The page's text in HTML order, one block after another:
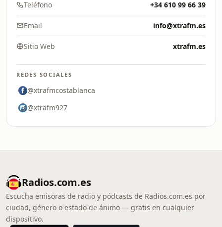
Teléfono +34 610 99 66 39
Email info@xtrafm.es
Sitio Web xtrafm.es
REDES SOCIALES
@xtrafmcostablanca
@xtrafm927
Radios.com.es
Escucha emisoras de radio y pódcasts de Radios.com.es por
ciudad, género o estado de ánimo — gratis en cualquier
dispositivo.